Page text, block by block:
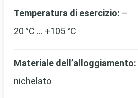
Temperatura di esercizio: –
20 °C … +105 °C
Materiale dell’alloggiamento:
nichelato